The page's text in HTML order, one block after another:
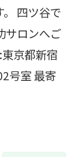
四ツ谷で
サロンへご
京都新宿
号室 最寄